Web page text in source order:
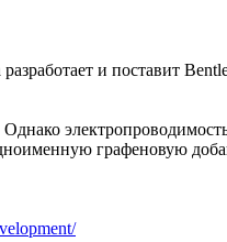
и поставит
графеновую